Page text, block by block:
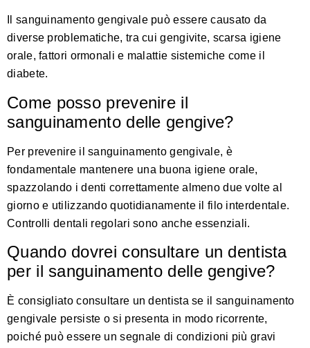
Il sanguinamento gengivale può essere causato da
diverse problematiche, tra cui gengivite, scarsa igiene
orale, fattori ormonali e malattie sistemiche come il
diabete.
Come posso prevenire il
sanguinamento delle gengive?
Per prevenire il sanguinamento gengivale, è
fondamentale mantenere una buona igiene orale,
spazzolando i denti correttamente almeno due volte al
giorno e utilizzando quotidianamente il filo interdentale.
Controlli dentali regolari sono anche essenziali.
Quando dovrei consultare un dentista
per il sanguinamento delle gengive?
È consigliato consultare un dentista se il sanguinamento
gengivale persiste o si presenta in modo ricorrente,
poiché può essere un segnale di condizioni più gravi